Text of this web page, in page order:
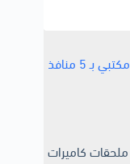
DH-PFS3005-5ET-L – سويتش شبكة مكتبي بـ 5 منافذ
ملحقات كاميرات